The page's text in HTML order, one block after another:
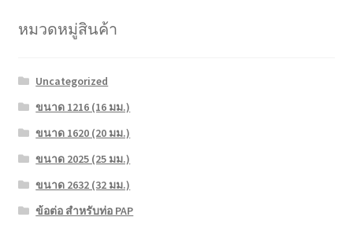
หมวดหมู่สินค้า
Uncategorized
ขนาด 1216 (16 มม.)
ขนาด 1620 (20 มม.)
ขนาด 2025 (25 มม.)
ขนาด 2632 (32 มม.)
ข้อต่อ สำหรับท่อ PAP